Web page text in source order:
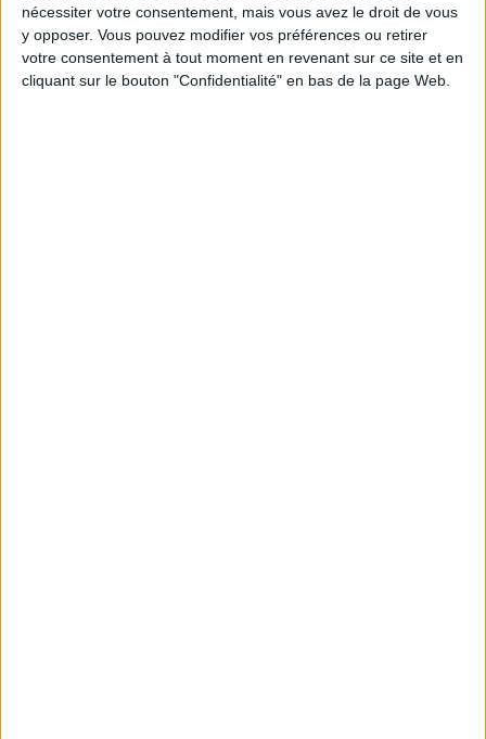
nécessiter votre consentement, mais vous avez le droit de vous
y opposer. Vous pouvez modifier vos préférences ou retirer
votre consentement à tout moment en revenant sur ce site et en
cliquant sur le bouton "Confidentialité" en bas de la page Web.
LES MEILLEURS HÔTELS POUR UN WEEK-END SPA ET GASTRONOMIE